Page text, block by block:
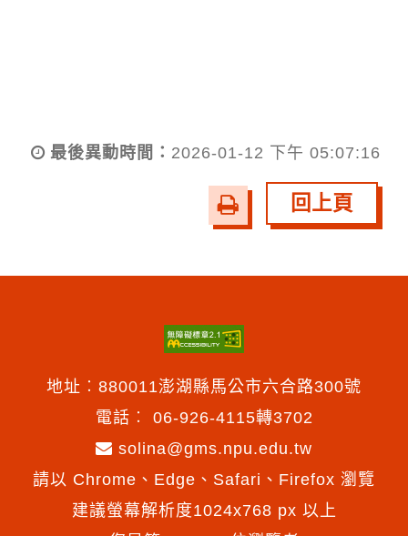
最後異動時間： 2026-01-12 下午 05:07:16
友
善
印
回上頁
地址︰880011澎湖縣馬公市六合路300號
電話︰ 06-926-4115轉3702
solina@gms.npu.edu.tw
請以 Chrome、Edge、Safari、Firefox 瀏覽
建議螢幕解析度1024x768 px 以上